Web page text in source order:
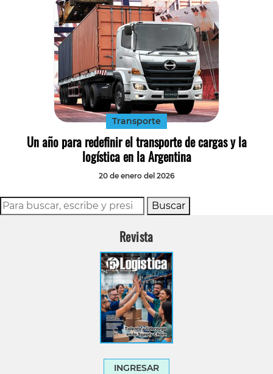
Transporte
Un año para redefinir el transporte de cargas y la
logística en la Argentina
20 de enero del 2026
Buscar
Revista
INGRESAR